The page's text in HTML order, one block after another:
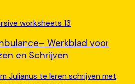
Werkblad voor
en Schrijven